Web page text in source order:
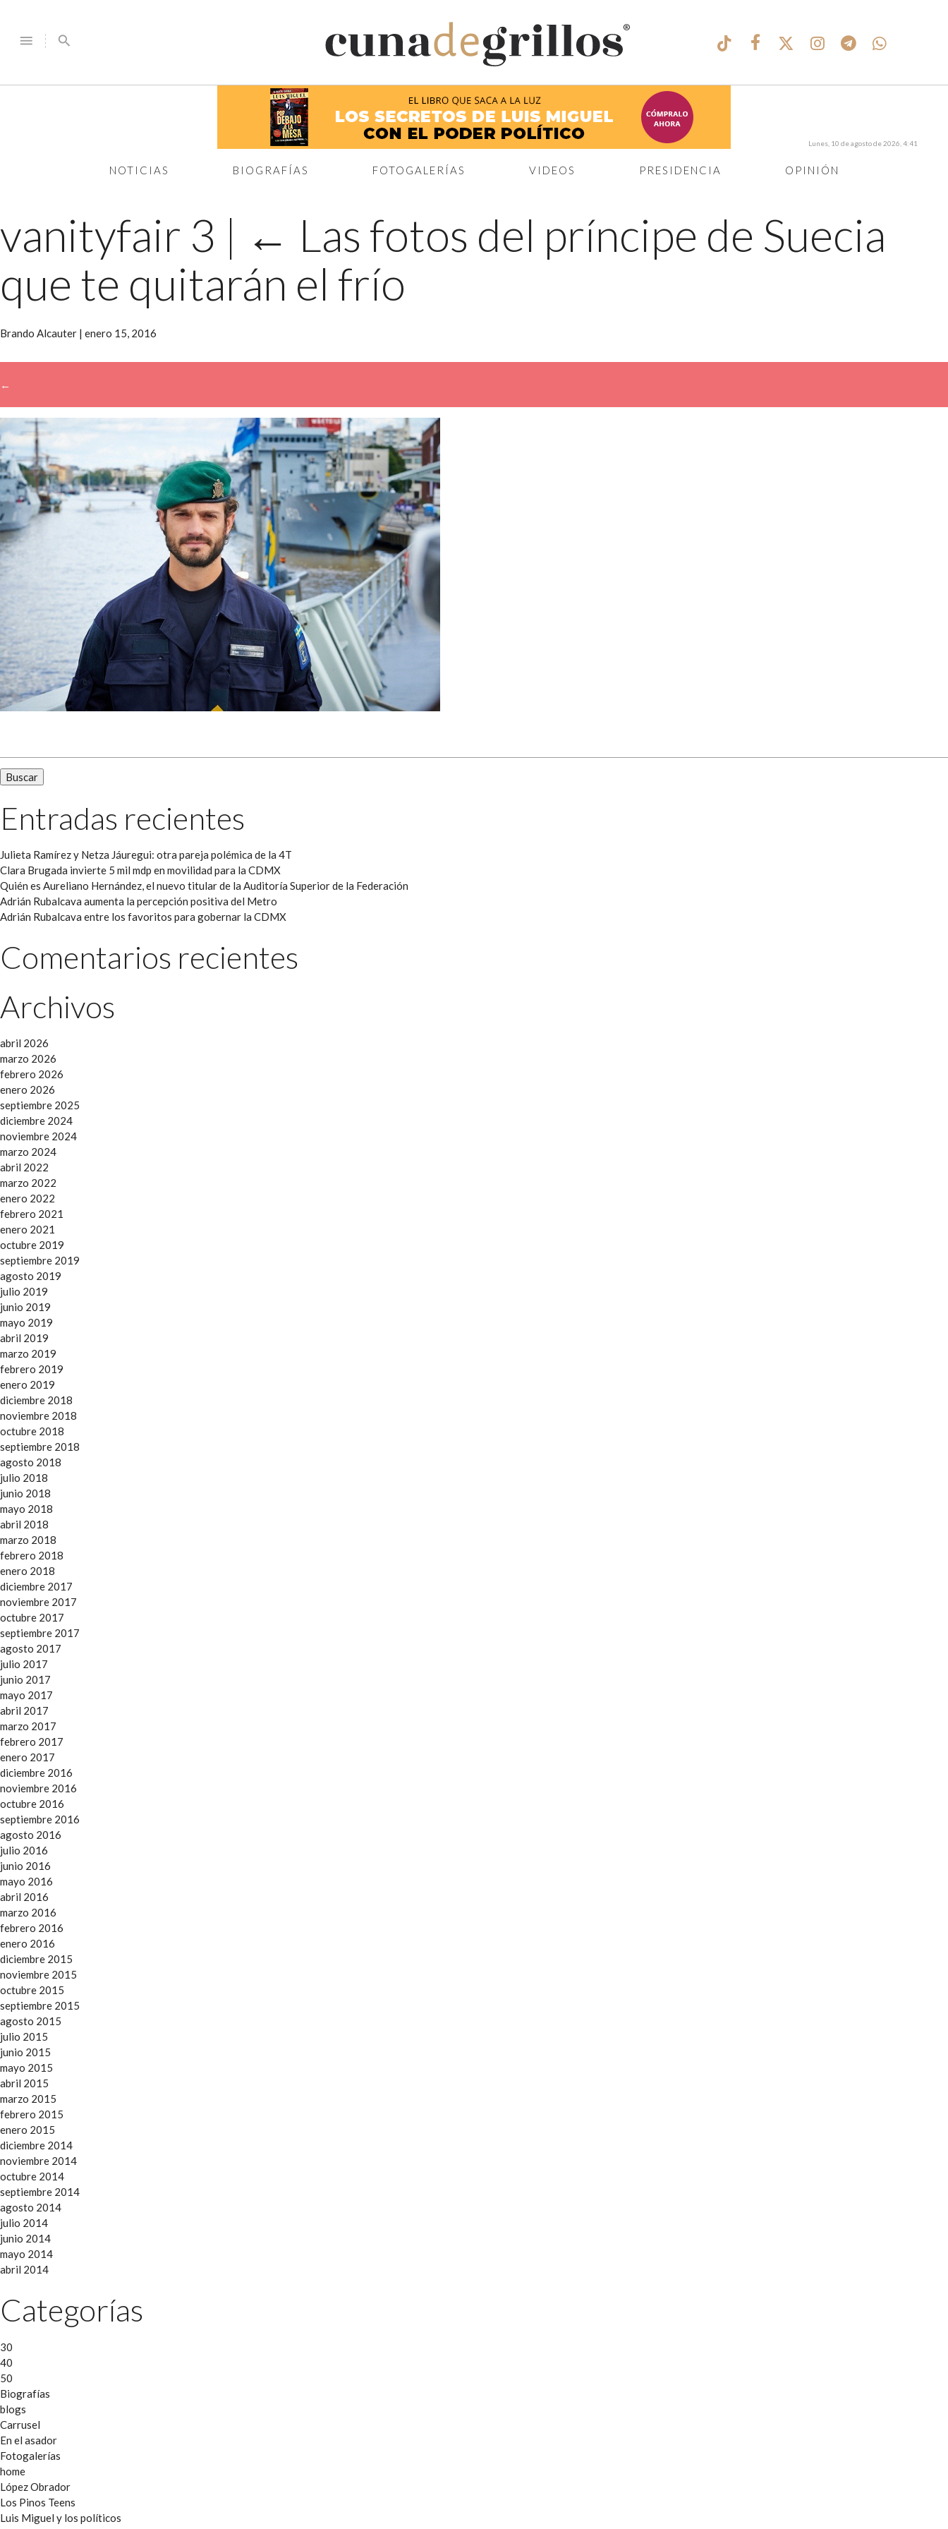
menu search
®
NOTICIAS BIOGRAFÍAS FOTOGALERÍAS VIDEOS PRESIDENCIA OPINIÓN
Lunes, 10 de agosto de 2026, 4:41
vanityfair 3 | ← Las fotos del príncipe de Suecia
que te quitarán el frío
Brando Alcauter | enero 15, 2016
←
→
Entradas recientes
Julieta Ramírez y Netza Jáuregui: otra pareja polémica de la 4T
Clara Brugada invierte 5 mil mdp en movilidad para la CDMX
Quién es Aureliano Hernández, el nuevo titular de la Auditoría Superior de la Federación
Adrián Rubalcava aumenta la percepción positiva del Metro
Adrián Rubalcava entre los favoritos para gobernar la CDMX
Comentarios recientes
Archivos
abril 2026
marzo 2026
febrero 2026
enero 2026
septiembre 2025
diciembre 2024
noviembre 2024
marzo 2024
abril 2022
marzo 2022
enero 2022
febrero 2021
enero 2021
octubre 2019
septiembre 2019
agosto 2019
julio 2019
junio 2019
mayo 2019
abril 2019
marzo 2019
febrero 2019
enero 2019
diciembre 2018
noviembre 2018
octubre 2018
septiembre 2018
agosto 2018
julio 2018
junio 2018
mayo 2018
abril 2018
marzo 2018
febrero 2018
enero 2018
diciembre 2017
noviembre 2017
octubre 2017
septiembre 2017
agosto 2017
julio 2017
junio 2017
mayo 2017
abril 2017
marzo 2017
febrero 2017
enero 2017
diciembre 2016
noviembre 2016
octubre 2016
septiembre 2016
agosto 2016
julio 2016
junio 2016
mayo 2016
abril 2016
marzo 2016
febrero 2016
enero 2016
diciembre 2015
noviembre 2015
octubre 2015
septiembre 2015
agosto 2015
julio 2015
junio 2015
mayo 2015
abril 2015
marzo 2015
febrero 2015
enero 2015
diciembre 2014
noviembre 2014
octubre 2014
septiembre 2014
agosto 2014
julio 2014
junio 2014
mayo 2014
abril 2014
Categorías
30
40
50
Biografías
blogs
Carrusel
En el asador
Fotogalerías
home
López Obrador
Los Pinos Teens
Luis Miguel y los políticos